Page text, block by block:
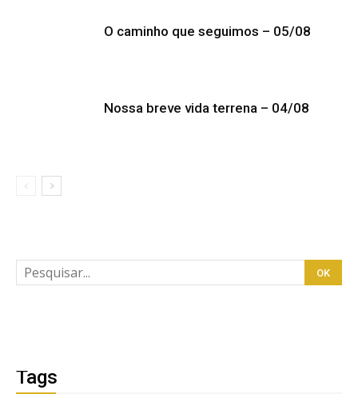
O caminho que seguimos – 05/08
Nossa breve vida terrena – 04/08
Tags